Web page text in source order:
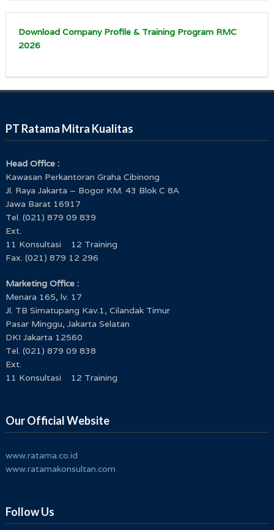
Download Company Profile & Training Program RMC
2026
PT Ratama Mitra Kualitas
Head Office :
Kawasan Perkantoran Graha Cibinong
Jl. Raya Jakarta – Bogor KM. 43 Blok C 8A
Jawa Barat 16917
Tel. (021) 879 09 839
Ext.
11 Konsultasi 12 Training
Fax. (021) 879 12 296
Marketing Office :
Menara 165, lv. 17
Jl. TB Simatupang Kav.1, Cilandak Timur
Pasar Minggu, Jakarta Selatan
DKI Jakarta 12560
Tel. (021) 879 09 838
Ext.
11 Konsultasi 12 Training
Our Official Website
www.ratama.co.id
www.ratamakonsultan.com
Follow Us